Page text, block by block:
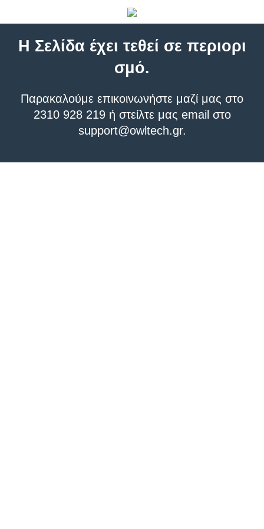
Η Σελίδα έχει τεθεί σε περιορι
σμό.
Παρακαλούμε επικοινωνήστε μαζί μας στο
2310 928 219 ή στείλτε μας email στο
support@owltech.gr.